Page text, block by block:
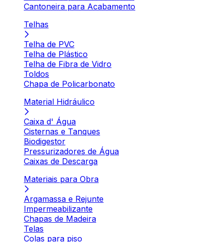
Cantoneira para Acabamento
Telhas
Telha de PVC
Telha de Plástico
Telha de Fibra de Vidro
Toldos
Chapa de Policarbonato
Material Hidráulico
Caixa d' Água
Cisternas e Tanques
Biodigestor
Pressurizadores de Água
Caixas de Descarga
Materiais para Obra
Argamassa e Rejunte
Impermeabilizante
Chapas de Madeira
Telas
Colas para piso